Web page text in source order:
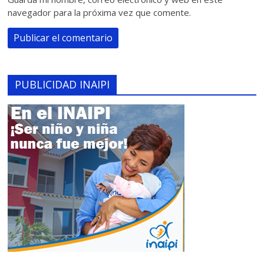
navegador para la próxima vez que comente.
PUBLICIDAD INAIPI